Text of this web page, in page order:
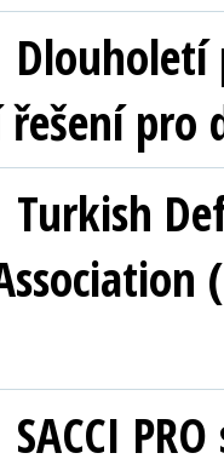
Dlouholetí
pro
Turkish
SACCI